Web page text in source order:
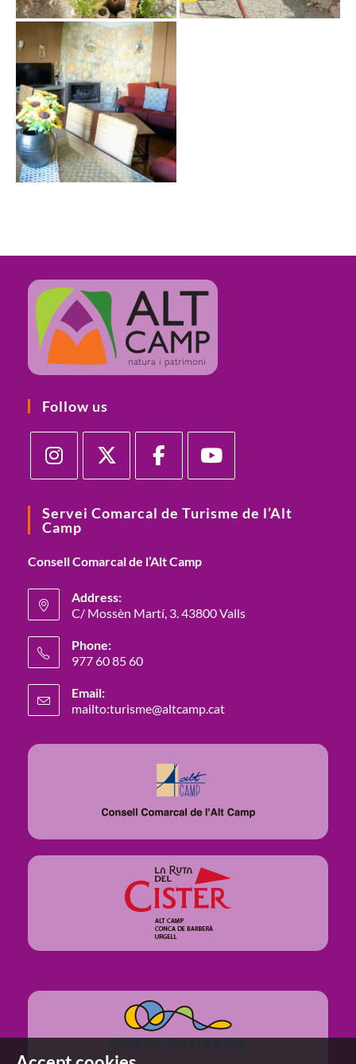
Follow us
Servei Comarcal de Turisme de l’Alt
Camp
Consell Comarcal de l’Alt Camp
Address:
C/ Mossèn Martí, 3. 43800 Valls
Phone:
977 60 85 60
Email:
mailto:turisme@altcamp.cat